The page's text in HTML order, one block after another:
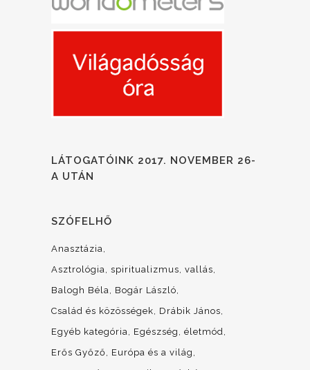
LÁTOGATÓINK 2017. NOVEMBER 26-
A UTÁN
SZÓFELHŐ
Anasztázia
Asztrológia, spiritualizmus, vallás
Balogh Béla
Bogár László
Család és közösségek
Drábik János
Egyéb kategória
Egészség, életmód
Erős Győző
Európa és a világ